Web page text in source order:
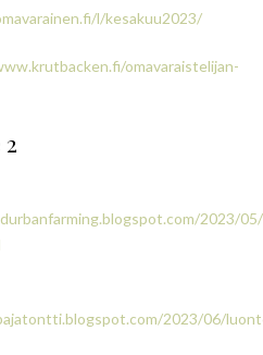
l/kesakuu2023/
omavaraistelijan-
2023/
2023/06/